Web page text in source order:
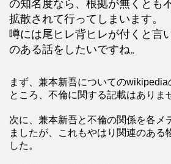
の知名度なら、根拠が無くとも
拡散されて行ってしまいます。
噂には尾ヒレ背ヒレが付くと言
のある話をしたいですね。
まず、兼本新吾についてのwikipedia
ところ、不倫に関する記載はありま
次に、兼本新吾と不倫の関係を各メ
ましたが、これもやはり関連のある
した。